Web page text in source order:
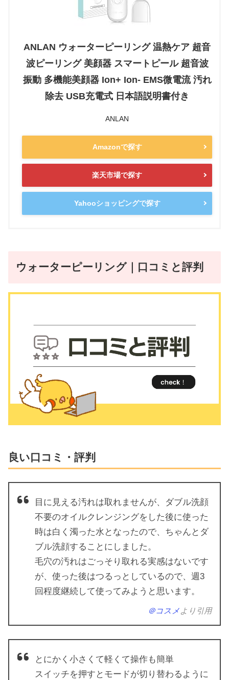
ANLAN ウォーターピーリング 温熱ケア 超音
波ピーリング 美顔器 スマートピール 超音波
振動 多機能美顔器 Ion+ Ion- EMS微電流 汚れ
除去 USB充電式 日本語説明書付き
ANLAN
Amazonで探す
楽天市場で探す
Yahooショッピングで探す
ウォーターピーリング｜口コミと評判
良い口コミ・評判
目に見える汚れは取れませんが、ダブル洗顔
不要のオイルクレンジングをした後に使った
時は白く濁った水となったので、ちゃんとダ
ブル洗顔することにしました。
毛穴の汚れはごっそり取れる実感はないです
が、使った後はつるっとしているので、週3
回程度継続して使ってみようと思います。
＠コスメより引用
とにかく小さくて軽くて操作も簡単
スイッチを押すとモードが切り替わるように